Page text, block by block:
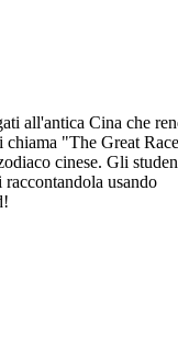
all'antica Cina che
"The Great
cinese. Gli
usando